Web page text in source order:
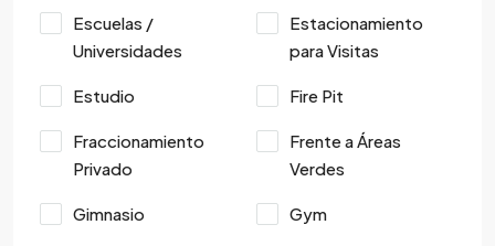
Escuelas /
Universidades
Estacionamiento
para Visitas
Estudio Fire Pit
Fraccionamiento
Privado
Frente a Áreas
Verdes
Gimnasio Gym